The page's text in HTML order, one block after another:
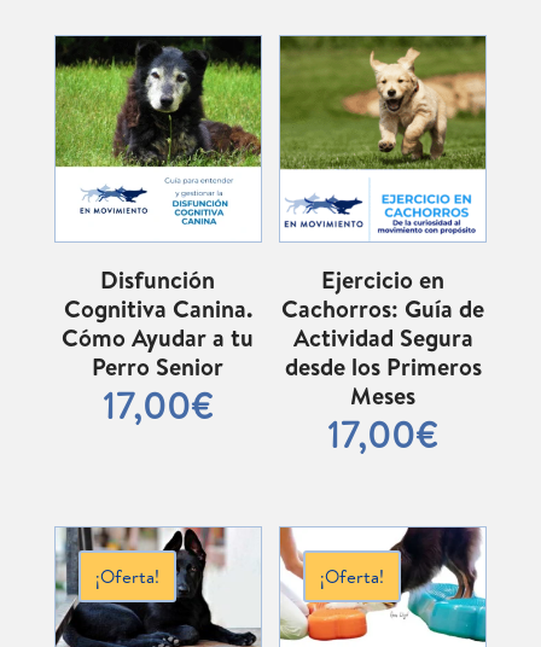
Disfunción
Cognitiva Canina.
Cómo Ayudar a tu
Perro Senior
17,00€
Ejercicio en
Cachorros: Guía de
Actividad Segura
desde los Primeros
Meses
17,00€
¡Oferta! ¡Oferta!